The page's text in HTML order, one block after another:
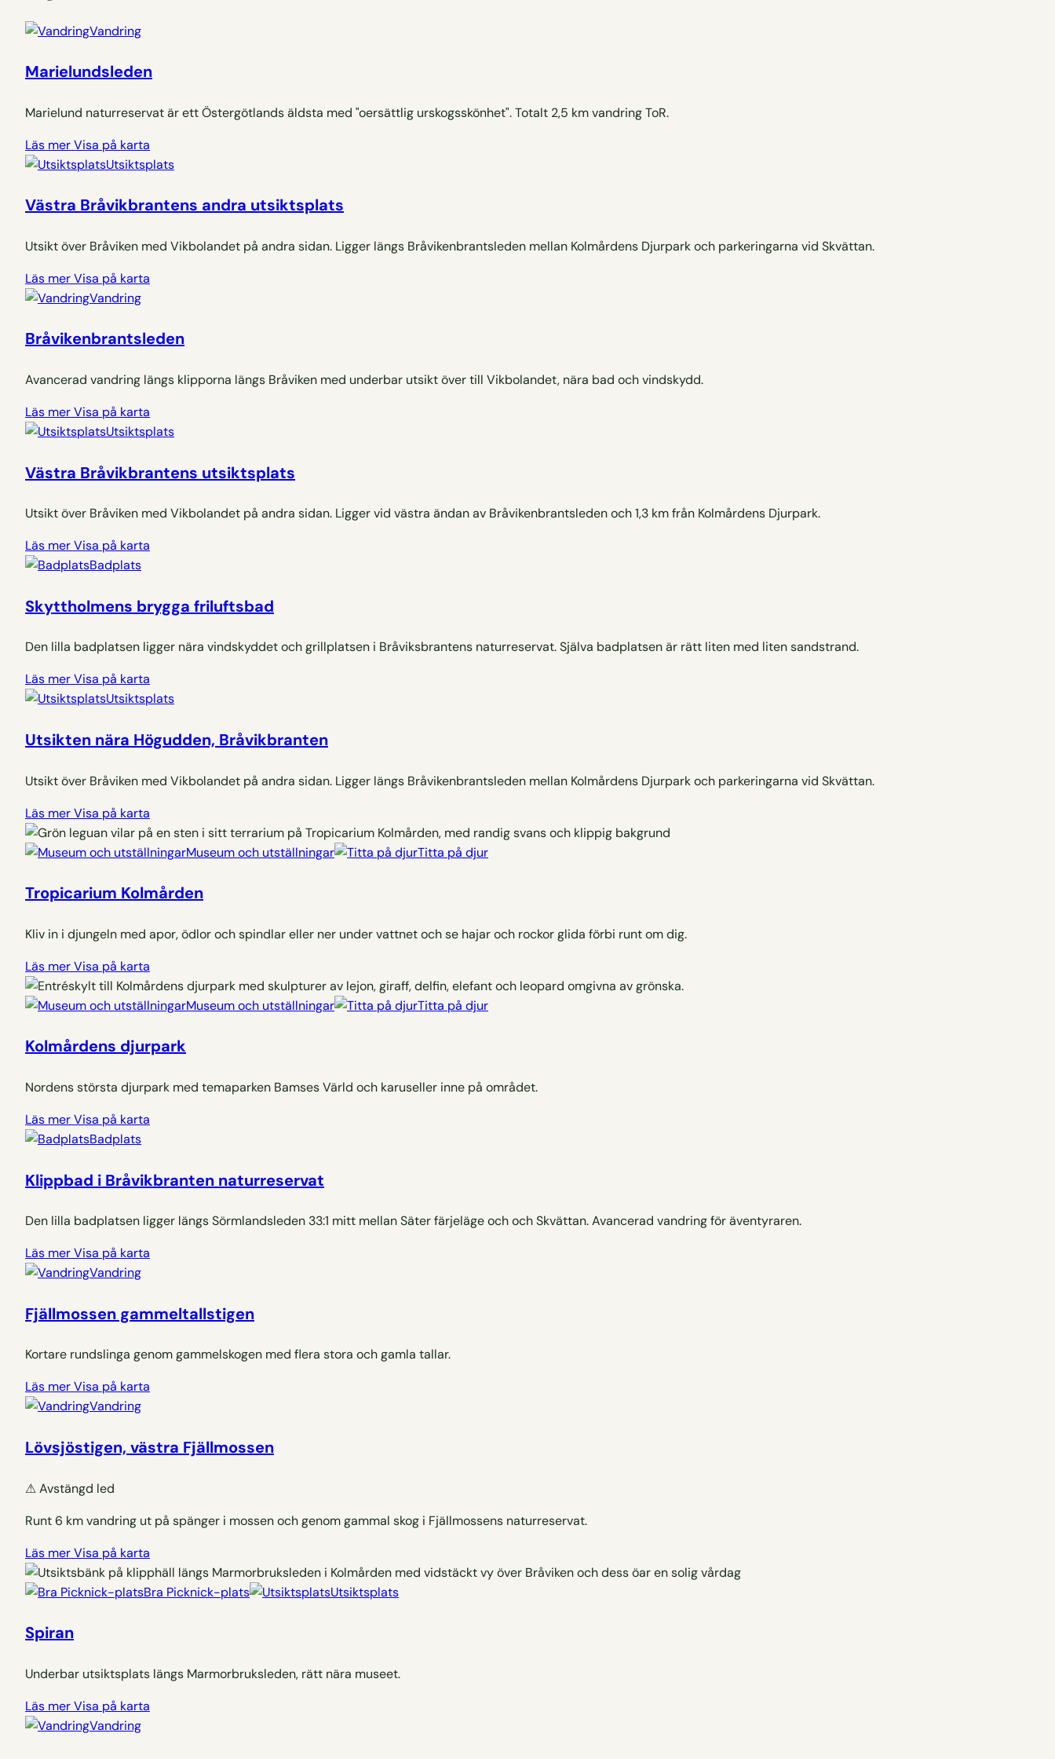
Vandring
Marielundsleden
Marielund naturreservat är ett Östergötlands äldsta med "oersättlig urskogsskönhet". Totalt 2,5 km vandring ToR.
Läs merVisa på karta
Utsiktsplats
Västra Bråvikbrantens andra utsiktsplats
Utsikt över Bråviken med Vikbolandet på andra sidan. Ligger längs Bråvikenbrantsleden mellan Kolmårdens Djurpark och parkeringarna vid Skvättan.
Läs merVisa på karta
Vandring
Bråvikenbrantsleden
Avancerad vandring längs klipporna längs Bråviken med underbar utsikt över till Vikbolandet, nära bad och vindskydd.
Läs merVisa på karta
Utsiktsplats
Västra Bråvikbrantens utsiktsplats
Utsikt över Bråviken med Vikbolandet på andra sidan. Ligger vid västra ändan av Bråvikenbrantsleden och 1,3 km från Kolmårdens Djurpark.
Läs merVisa på karta
Badplats
Skyttholmens brygga friluftsbad
Den lilla badplatsen ligger nära vindskyddet och grillplatsen i Bråviksbrantens naturreservat. Själva badplatsen är rätt liten med liten sandstrand.
Läs merVisa på karta
Utsiktsplats
Utsikten nära Högudden, Bråvikbranten
Utsikt över Bråviken med Vikbolandet på andra sidan. Ligger längs Bråvikenbrantsleden mellan Kolmårdens Djurpark och parkeringarna vid Skvättan.
Läs merVisa på karta
Museum och utställningar Titta på djur
Tropicarium Kolmården
Kliv in i djungeln med apor, ödlor och spindlar eller ner under vattnet och se hajar och rockor glida förbi runt om dig.
Läs merVisa på karta
Museum och utställningar Titta på djur
Kolmårdens djurpark
Nordens största djurpark med temaparken Bamses Värld och karuseller inne på området.
Läs merVisa på karta
Badplats
Klippbad i Bråvikbranten naturreservat
Den lilla badplatsen ligger längs Sörmlandsleden 33:1 mitt mellan Säter färjeläge och och Skvättan. Avancerad vandring för äventyraren.
Läs merVisa på karta
Vandring
Fjällmossen gammeltallstigen
Kortare rundslinga genom gammelskogen med flera stora och gamla tallar.
Läs merVisa på karta
Vandring
Lövsjöstigen, västra Fjällmossen
⚠Avstängd led
Runt 6 km vandring ut på spänger i mossen och genom gammal skog i Fjällmossens naturreservat.
Läs merVisa på karta
Bra Picknick-plats Utsiktsplats
Spiran
Underbar utsiktsplats längs Marmorbruksleden, rätt nära museet.
Läs merVisa på karta
Vandring